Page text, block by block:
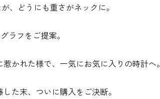
、どうにも重さがネックに。
ラフをご提案。
かれた様で、一気にお気に入りの時計へ。
た末、ついに購入をご決断。